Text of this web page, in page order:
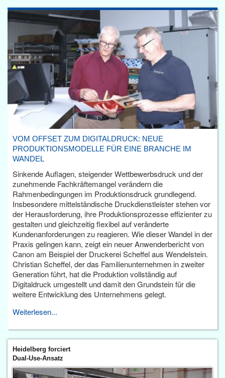
VOM OFFSET ZUM DIGITALDRUCK: NEUE
PRODUKTIONSMODELLE FÜR EINE BRANCHE IM
WANDEL
Sinkende Auflagen, steigender Wettbewerbsdruck und der
zunehmende Fachkräftemangel verändern die
Rahmenbedingungen im Produktionsdruck grundlegend.
Insbesondere mittelständische Druckdienstleister stehen vor
der Herausforderung, ihre Produktionsprozesse effizienter zu
gestalten und gleichzeitig flexibel auf veränderte
Kundenanforderungen zu reagieren. Wie dieser Wandel in der
Praxis gelingen kann, zeigt ein neuer Anwenderbericht von
Canon am Beispiel der Druckerei Scheffel aus Wendelstein.
Christian Scheffel, der das Familienunternehmen in zweiter
Generation führt, hat die Produktion vollständig auf
Digitaldruck umgestellt und damit den Grundstein für die
weitere Entwicklung des Unternehmens gelegt.
Weiterlesen...
Heidelberg forciert
Dual-Use-Ansatz